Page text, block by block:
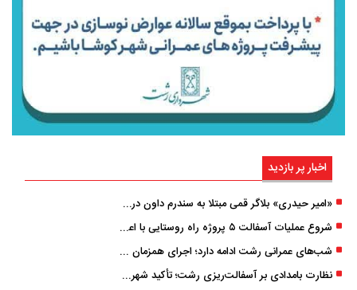
اخبار پر بازدید
«امیر حیدری» بلاگر قمی مبتلا به سندرم داون درگذشت
شروع عملیات آسفالت ۵ پروژه راه ‌روستایی با اعتبار ۳۷۰ میلیاردی در گیلان
شب‌های عمرانی رشت ادامه دارد؛ اجرای همزمان آسفالت‌ریزی در پنج منطقه شهری
نظارت بامدادی بر آسفالت‌ریزی رشت؛ تأکید شهردار و بازرس کل بر کیفیت اجرای پروژه‌ها